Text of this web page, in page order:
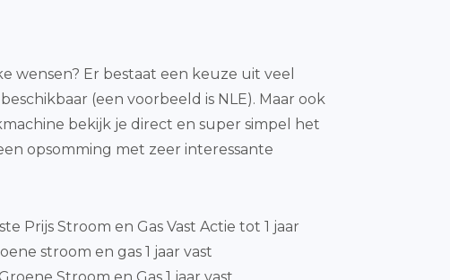
wensen? Er bestaat een keuze uit veel
(een voorbeeld is NLE). Maar ook
bekijk je direct en super simpel het
opsomming met zeer interessante
Prijs Stroom en Gas Vast Actie tot 1 jaar
stroom en gas 1 jaar vast